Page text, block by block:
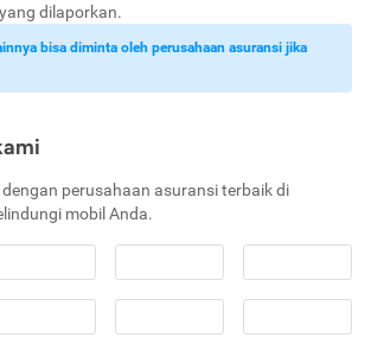
dilaporkan.
bisa diminta oleh perusahaan asuransi jika
perusahaan asuransi terbaik di
mobil Anda.